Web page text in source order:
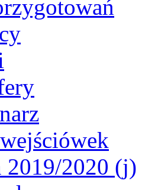
2019/2020 (j)